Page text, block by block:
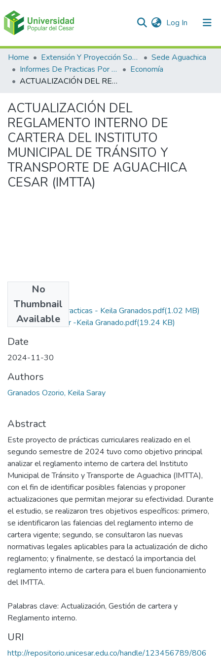
Log In (current)
Communities & Collections
All of DSpace
Home Extensión Y Proyección Social
Sede Aguachica
Informes De Practicas Por Programas
Economía
ACTUALIZACIÓN DEL REGLAMENTO INTERNO DE CARTERA DEL INSTITUTO MUNICIPAL DE TRÁNSITO Y TRANSPORTE DE AGUACHICA CESAR (IMTTA)
ACTUALIZACIÓN DEL
REGLAMENTO INTERNO DE
CARTERA DEL INSTITUTO
MUNICIPAL DE TRÁNSITO Y
TRANSPORTE DE AGUACHICA
CESAR (IMTTA)
No
Thumbnail
Available
Informe final de practicas - Keila Granados.pdf(1.02 MB)
Derechos de autor -Keila Granado.pdf(19.24 KB)
Date
2024-11-30
Authors
Granados Ozorio, Keila Saray
Abstract
Este proyecto de prácticas curriculares realizado en el
segundo semestre de 2024 tuvo como objetivo principal
analizar el reglamento interno de cartera del Instituto
Municipal de Tránsito y Transporte de Aguachica (IMTTA),
con el fin de identificar posibles falencias y proponer
actualizaciones que permitan mejorar su efectividad. Durante
el estudio, se realizaron tres objetivos específicos: primero,
se identificaron las falencias del reglamento interno de
cartera vigente; segundo, se consultaron las nuevas
normativas legales aplicables para la actualización de dicho
reglamento; y finalmente, se destacó la importancia del
reglamento interno de cartera para el buen funcionamiento
del IMTTA.
Palabras clave: Actualización, Gestión de cartera y
Reglamento interno.
URI
http://repositorio.unicesar.edu.co/handle/123456789/806